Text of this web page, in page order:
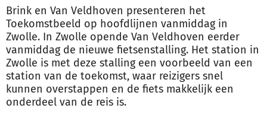
Brink en Van Veldhoven presenteren het
Toekomstbeeld op hoofdlijnen vanmiddag in
Zwolle. In Zwolle opende Van Veldhoven eerder
vanmiddag de nieuwe fietsenstalling. Het station in
Zwolle is met deze stalling een voorbeeld van een
station van de toekomst, waar reizigers snel
kunnen overstappen en de fiets makkelijk een
onderdeel van de reis is.